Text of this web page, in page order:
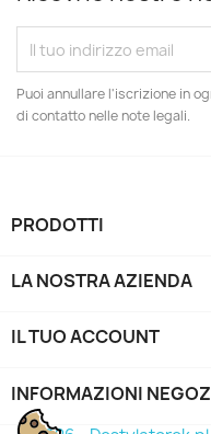
Puoi annullare l'iscrizione in
di contatto nelle note legali.
PRODOTTI
LA NOSTRA AZIENDA
IL TUO ACCOUNT
INFORMAZIONI